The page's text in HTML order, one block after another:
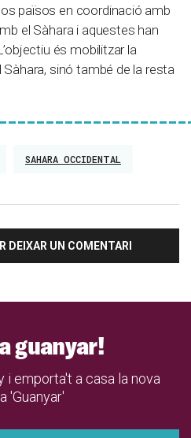
països en coordinació amb
el Sàhara i aquestes han
és mobilitzar la
sinó també de la resta
SAHARA OCCIDENTAL
DEIXAR UN COMENTARI
guanyar!
i emporta't a casa la nova
'Guanyar'